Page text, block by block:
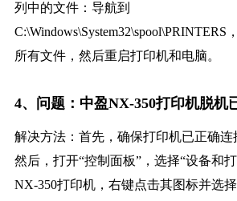
列中的文件：导航到
所有文件，然后重启打印机和电脑。
4、问题：中盈NX-350打印机脱机
解决方法：首先，确保打印机已正确连
然后，打开“控制面板”，选择“设备和
NX-350打印机，右键点击其图标并选择